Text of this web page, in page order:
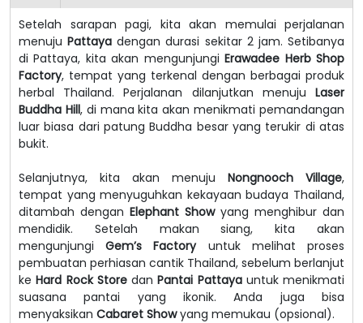
Setelah sarapan pagi, kita akan memulai perjalanan
menujuPattaya dengan durasi sekitar 2 jam. Setibanya
di Pattaya, kita akan mengunjungiErawadee Herb Shop
Factory, tempat yang terkenal dengan berbagai produk
herbal Thailand. Perjalanan dilanjutkan menuju Laser
Buddha Hill, di mana kita akan menikmati pemandangan
luar biasa dari patung Buddha besar yang terukir di atas
bukit.
Selanjutnya, kita akan menuju Nongnooch Village,
tempat yang menyuguhkan kekayaan budaya Thailand,
ditambah dengan Elephant Showyang menghibur dan
mendidik. Setelah makan siang, kita akan
mengunjungiGem’s Factoryuntuk melihat proses
pembuatan perhiasan cantik Thailand, sebelum berlanjut
keHard Rock StoredanPantai Pattayauntuk menikmati
suasana pantai yang ikonik. Anda juga bisa
menyaksikan Cabaret Showyang memukau (opsional).